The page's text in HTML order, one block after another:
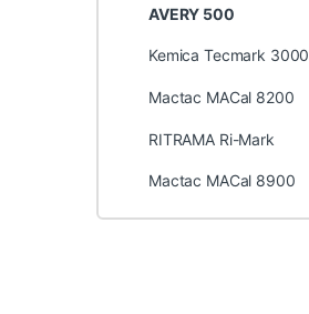
AVERY 500
Kemica Tecmark 3000
Mactac MACal 8200
RITRAMA Ri-Mark
Mactac MACal 8900